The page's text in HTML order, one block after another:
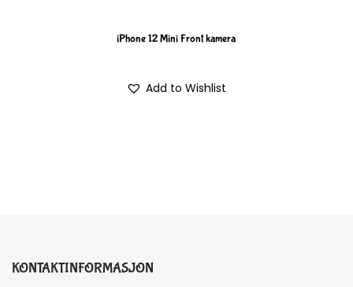
iPhone 12 Mini Front kamera
Add to Wishlist
KONTAKTINFORMASJON